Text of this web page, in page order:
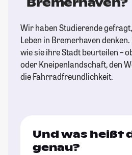
Wir haben Studierende
Leben in Bremerhaven
wie sie ihre Stadt beurteilen –
oder Kneipenlandschaft, den
die Fahrradfreundlichkeit.
Und was heißt
genau?